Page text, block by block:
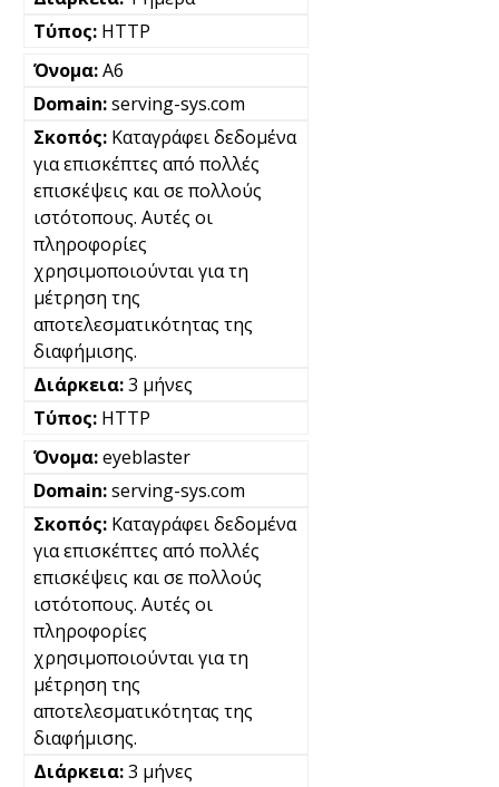
HTTP
A6
serving-sys.com
Καταγράφει δεδομένα
για επισκέπτες από πολλές
επισκέψεις και σε πολλούς
ιστότοπους. Αυτές οι
πληροφορίες
χρησιμοποιούνται για τη
μέτρηση της
αποτελεσματικότητας της
διαφήμισης.
3 μήνες
HTTP
eyeblaster
serving-sys.com
Καταγράφει δεδομένα
για επισκέπτες από πολλές
επισκέψεις και σε πολλούς
ιστότοπους. Αυτές οι
πληροφορίες
χρησιμοποιούνται για τη
μέτρηση της
αποτελεσματικότητας της
διαφήμισης.
3 μήνες